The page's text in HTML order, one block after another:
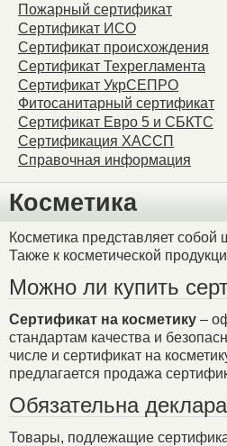
Пожарный сертификат
Сертификат ИСО
Сертификат происхождения
Сертификат Техрегламента
Сертификат УкрСЕПРО
Фитосанитарный сертификат
Сертификат Евро 5 и СБКТС
Сертификация ХАССП
Справочная информация
Косметика
Косметика представляет
Также к косметической
Можно ли купить
Сертификат на косметику –
стандартам качества и
числе и сертификат на
предлагается продажа
Обязательна
Товары, подлежащие